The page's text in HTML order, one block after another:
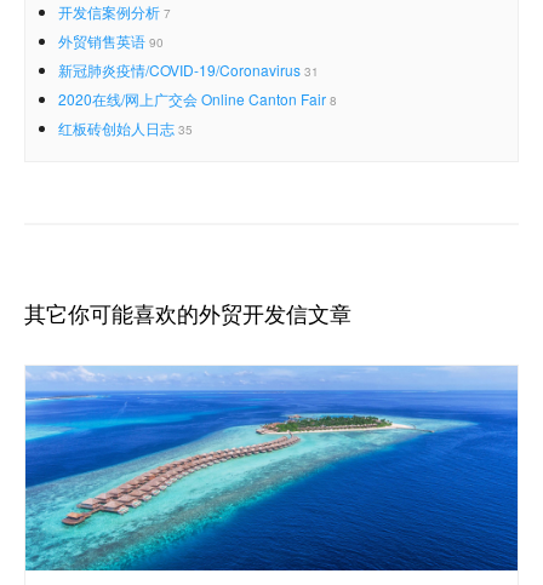
开发信案例分析 7
外贸销售英语 90
新冠肺炎疫情/COVID-19/Coronavirus 31
2020在线/网上广交会 Online Canton Fair 8
红板砖创始人日志 35
其它你可能喜欢的外贸开发信文章